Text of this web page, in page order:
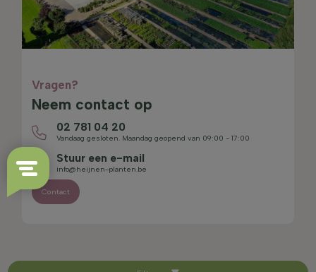
Vragen?
Neem contact op
02 781 04 20
Vandaag gesloten. Maandag geopend van 09:00 - 17:00
Stuur een e-mail
info@heijnen-planten.be
Contact